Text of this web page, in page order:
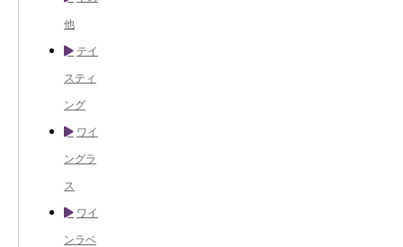
他
テイ
スティ
ング
ワイ
ングラ
ス
ワイ
ンラベ